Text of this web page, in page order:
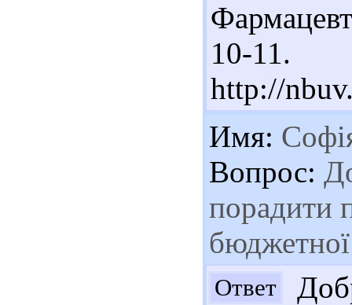
http://
Имя:
Вопрос:
порадити
бюджетної
Ответ